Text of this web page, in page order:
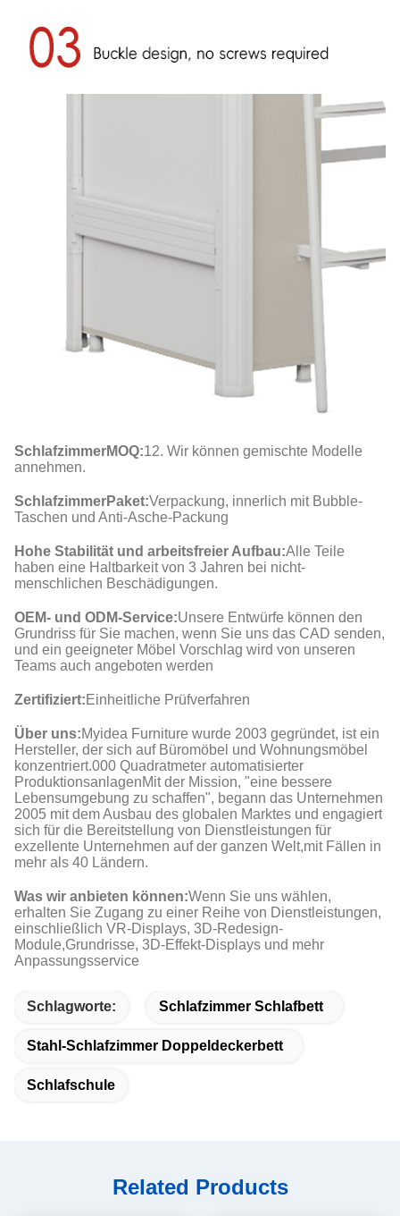
SchlafzimmerMOQ:12. Wir können gemischte Modelle
annehmen.
SchlafzimmerPaket:Verpackung, innerlich mit Bubble-
Taschen und Anti-Asche-Packung
Hohe Stabilität und arbeitsfreier Aufbau:Alle Teile
haben eine Haltbarkeit von 3 Jahren bei nicht-
menschlichen Beschädigungen.
OEM- und ODM-Service:Unsere Entwürfe können den
Grundriss für Sie machen, wenn Sie uns das CAD senden,
und ein geeigneter Möbel Vorschlag wird von unseren
Teams auch angeboten werden
Zertifiziert:Einheitliche Prüfverfahren
Über uns:Myidea Furniture wurde 2003 gegründet, ist ein
Hersteller, der sich auf Büromöbel und Wohnungsmöbel
konzentriert.000 Quadratmeter automatisierter
ProduktionsanlagenMit der Mission, "eine bessere
Lebensumgebung zu schaffen", begann das Unternehmen
2005 mit dem Ausbau des globalen Marktes und engagiert
sich für die Bereitstellung von Dienstleistungen für
exzellente Unternehmen auf der ganzen Welt,mit Fällen in
mehr als 40 Ländern.
Was wir anbieten können:Wenn Sie uns wählen,
erhalten Sie Zugang zu einer Reihe von Dienstleistungen,
einschließlich VR-Displays, 3D-Redesign-
Module,Grundrisse, 3D-Effekt-Displays und mehr
Anpassungsservice
Schlagworte: Schlafzimmer Schlafbett
Stahl-Schlafzimmer Doppeldeckerbett
Schlafschule
Related Products